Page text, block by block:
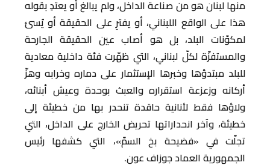
منها لبنان هو من صناعة الداخل، ولم يبالغ أو يعتدِ بقوله
هذا على الواقع اللبناني، أو يفترِ على الحقيقة أو يُسئ
لمكوّنات البلد، بل هو أصاب عين الحقيقة الجارحة
والمستفزّة لكلّ لبناني، التي ظهّرت فئة داخلية معادية
للبلد مبتدؤها وخبرها الإستثمار على دماره وخرابه وهزّ
أركانه وزعزعة استقراره والعبث بوحدة وعيش أبنائه،
ولاؤها فقط لأنانية حاقدة تنحدر بها من خطيئة إلى
خطيئة، وآخر انحداراتها تحريض الخارج على الداخل، التي
تجلّت في «فضيحة بخ السمّ»، التي كشفها رئيس
الجمهورية العماد جوزاف عون.